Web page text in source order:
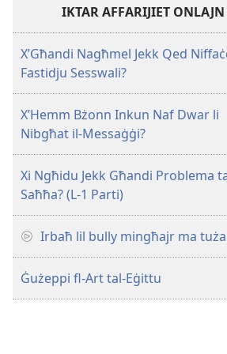
IKTAR AFFARIJIET ONLAJN
X’Għandi Nagħmel Jekk Qed
Fastidju Sesswali?
X’Hemm Bżonn Inkun Naf Dwar li
Nibgħat il-Messaġġi?
Xi Ngħidu Jekk Għandi Problema
Saħħa? (L-1 Parti)
Irbaħ lil bully mingħajr ma
Ġużeppi fl-Art tal-Eġittu